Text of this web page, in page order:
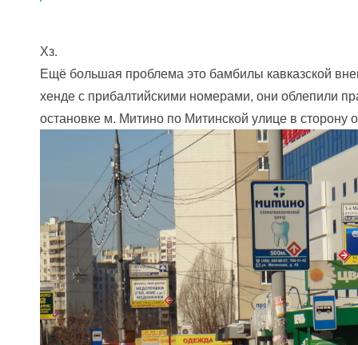
Хз.
Ещё большая проблема это бамбилы кавказской
хенде с прибалтийскими номерами, они облепили
остановке м. Митино по Митинской улице в сторону